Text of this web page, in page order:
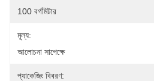
100 বর্গমিটার
মূল্য:
আলোচনা সাপেক্ষে
প্যাকেজিং বিবরণ: